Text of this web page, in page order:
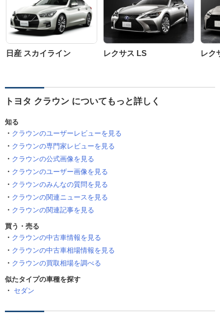
日産 スカイライン レクサス LS レク
トヨタ クラウン についてもっと詳しく
知る
クラウンのユーザーレビューを見る
クラウンの専門家レビューを見る
クラウンの公式画像を見る
クラウンのユーザー画像を見る
クラウンのみんなの質問を見る
クラウンの関連ニュースを見る
クラウンの関連記事を見る
買う・売る
クラウンの中古車情報を見る
クラウンの中古車相場情報を見る
クラウンの買取相場を調べる
似たタイプの車種を探す
セダン